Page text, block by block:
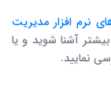
نرم افزار مدیریت
بیشتر آشنا شوید و یا
نمایید.